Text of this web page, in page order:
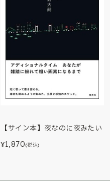
【サイン本】夜なのに夜みたい
¥1,870(税込)